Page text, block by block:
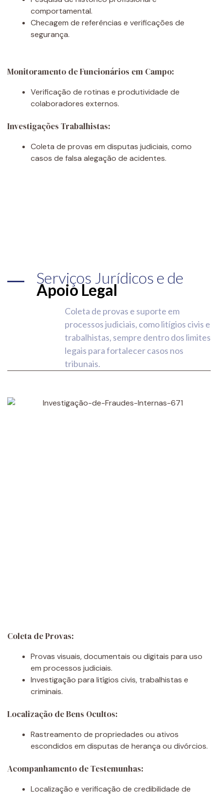
comportamental.
Checagem de referências e verificações de
segurança.
Monitoramento de Funcionários em Campo:
Verificação de rotinas e produtividade de
colaboradores externos.
Investigações Trabalhistas:
Coleta de provas em disputas judiciais, como
casos de falsa alegação de acidentes.
Serviços Jurídicos e de
Apoio Legal
Coleta de provas e suporte em
processos judiciais, como litígios civis e
trabalhistas, sempre dentro dos limites
legais para fortalecer casos nos
tribunais.
Coleta de Provas:
Provas visuais, documentais ou digitais para uso
em processos judiciais.
Investigação para litígios civis, trabalhistas e
criminais.
Localização de Bens Ocultos:
Rastreamento de propriedades ou ativos
escondidos em disputas de herança ou divórcios.
Acompanhamento de Testemunhas:
Localização e verificação de credibilidade de